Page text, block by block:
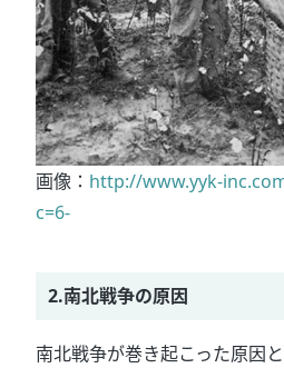
画像： http://www.yyk-
c=6-
2.南北戦争の原因
南北戦争が巻き起こった原因